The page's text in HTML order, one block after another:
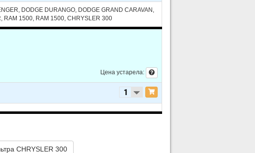
V6 3.6L
DODGE DURANGO, DODGE GRAND CARAVAN,
RAM 1500, RAM 1500, CHRYSLER 300
Цена устарела:
CHRYSLER 300